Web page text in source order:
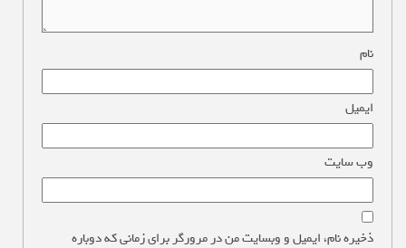
نام
ایمیل
وب‌ سایت
ذخیره نام، ایمیل و وبسایت من در مرورگر برای زمانی که دوباره